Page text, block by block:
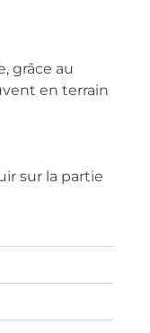
grâce au
en terrain
sur la partie